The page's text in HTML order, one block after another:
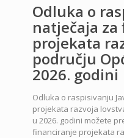
Odluka o
natječaja
projekata
području
2026. godini
Odluka o raspisivanju
projekata razvoja
u 2026. godini možete
financiranje projekata